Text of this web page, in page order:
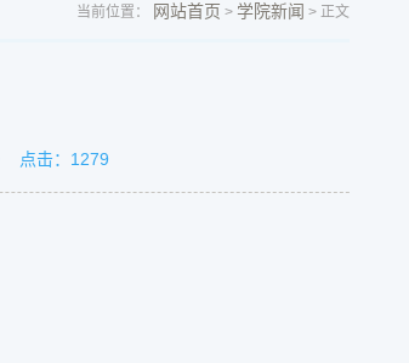
当前位置： 网站首页 > 学院新闻 > 正文
点击： 1279